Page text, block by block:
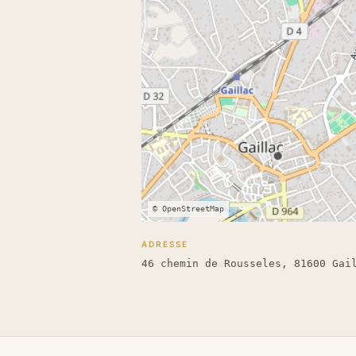
© OpenStreetMap
ADRESSE
46 chemin de Rousseles, 81600